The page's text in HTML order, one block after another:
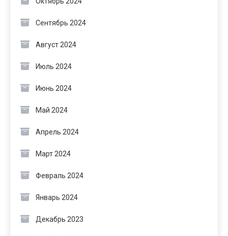
Сентябрь 2024
Август 2024
Июль 2024
Июнь 2024
Май 2024
Апрель 2024
Март 2024
Февраль 2024
Январь 2024
Декабрь 2023